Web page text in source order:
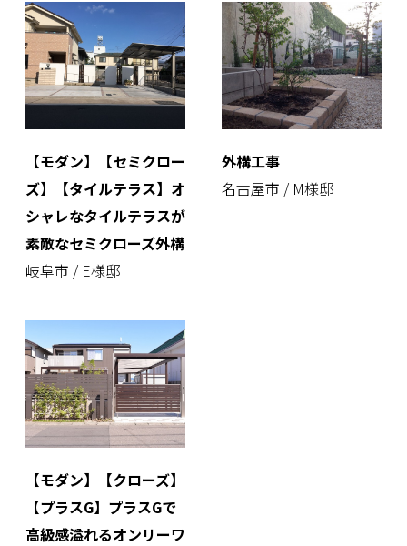
【モダン】【セミクロー
ズ】【タイルテラス】オ
シャレなタイルテラスが
素敵なセミクローズ外構
岐阜市 / E様邸
外構工事
名古屋市 / M様邸
【モダン】【クローズ】
【プラスG】プラスGで
高級感溢れるオンリーワ